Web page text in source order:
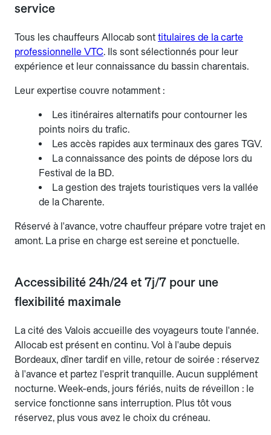
service
Tous les chauffeurs Allocab sont titulaires de la carte
professionnelle VTC. Ils sont sélectionnés pour leur
expérience et leur connaissance du bassin charentais.
Leur expertise couvre notamment :
Les itinéraires alternatifs pour contourner les
points noirs du trafic.
Les accès rapides aux terminaux des gares TGV.
La connaissance des points de dépose lors du
Festival de la BD.
La gestion des trajets touristiques vers la vallée
de la Charente.
Réservé à l'avance, votre chauffeur prépare votre trajet en
amont. La prise en charge est sereine et ponctuelle.
Accessibilité 24h/24 et 7j/7 pour une
flexibilité maximale
La cité des Valois accueille des voyageurs toute l'année.
Allocab est présent en continu. Vol à l'aube depuis
Bordeaux, dîner tardif en ville, retour de soirée : réservez
à l'avance et partez l'esprit tranquille. Aucun supplément
nocturne. Week-ends, jours fériés, nuits de réveillon : le
service fonctionne sans interruption. Plus tôt vous
réservez, plus vous avez le choix du créneau.